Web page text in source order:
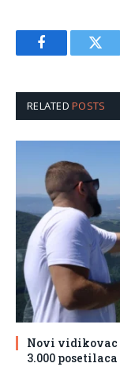
Facebook
RELATEDPOSTS
Novi vidikovac
3.000 posetilaca